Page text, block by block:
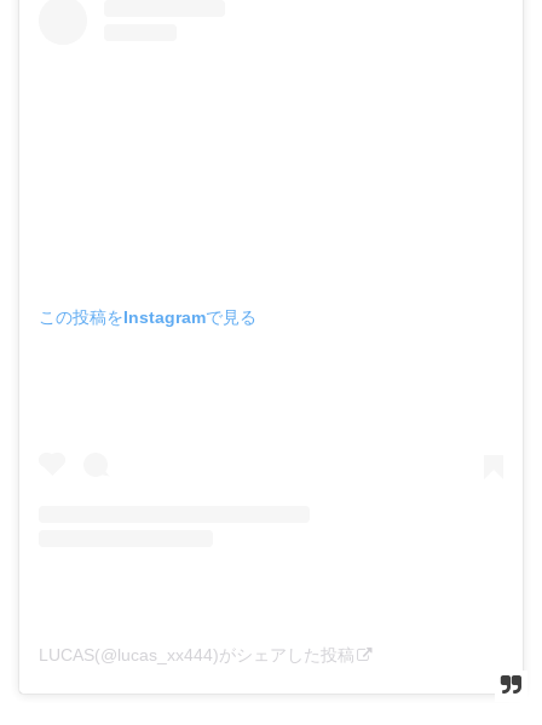
この投稿をInstagramで見る
LUCAS(@lucas_xx444)がシェアした投稿